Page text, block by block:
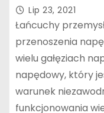
Lip 23, 2021
Łańcuchy
przenoszenia
wielu gałęziach
napędowy, który
warunek
funkcjonowania